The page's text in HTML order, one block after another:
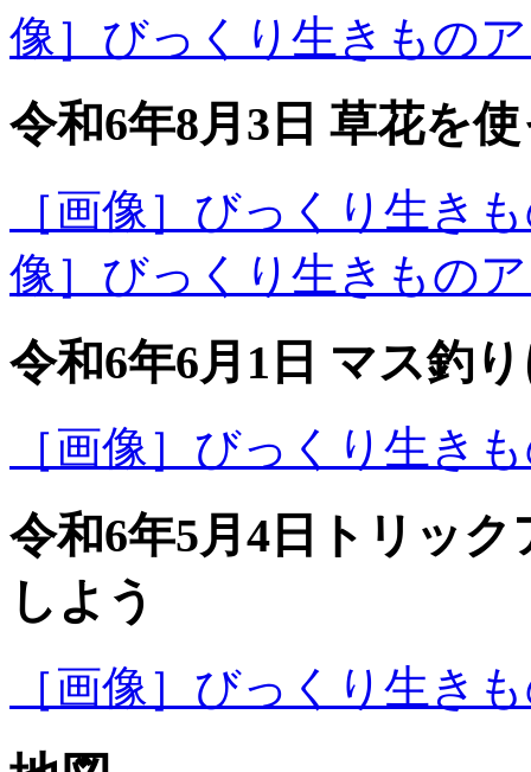
像］びっくり生きもの
令和6年8月3日 草花を
［画像］びっくり生き
像］びっくり生きもの
令和6年6月1日 マス釣
［画像］びっくり生き
令和6年5月4日トリッ
しよう
［画像］びっくり生き